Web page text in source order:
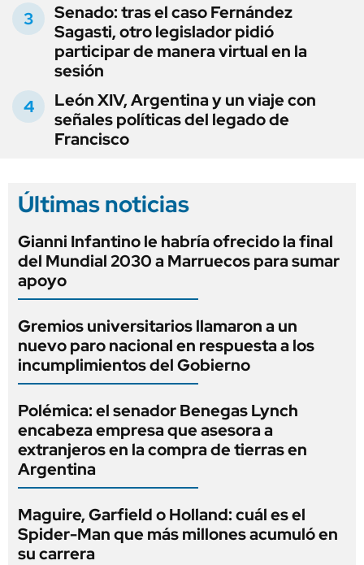
Senado: tras el caso Fernández
Sagasti, otro legislador pidió
participar de manera virtual en la
sesión
León XIV, Argentina y un viaje con
señales políticas del legado de
Francisco
Últimas noticias
Gianni Infantino le habría ofrecido la final
del Mundial 2030 a Marruecos para sumar
apoyo
Gremios universitarios llamaron a un
nuevo paro nacional en respuesta a los
incumplimientos del Gobierno
Polémica: el senador Benegas Lynch
encabeza empresa que asesora a
extranjeros en la compra de tierras en
Argentina
Maguire, Garfield o Holland: cuál es el
Spider-Man que más millones acumuló en
su carrera